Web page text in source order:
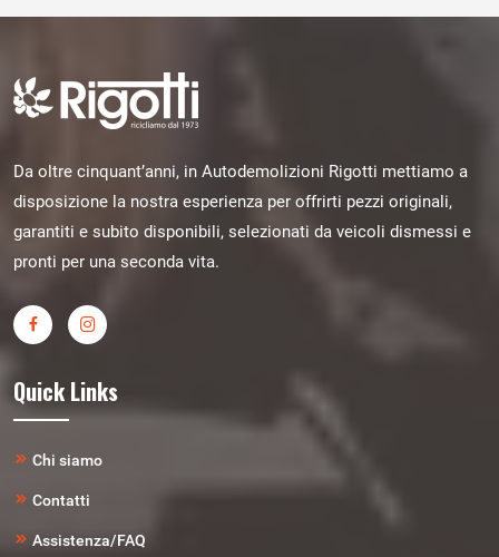
Da oltre cinquant’anni, in Autodemolizioni Rigotti mettiamo a
disposizione la nostra esperienza per offrirti pezzi originali,
garantiti e subito disponibili, selezionati da veicoli dismessi e
pronti per una seconda vita.
Quick Links
Chi siamo
Contatti
Assistenza/FAQ